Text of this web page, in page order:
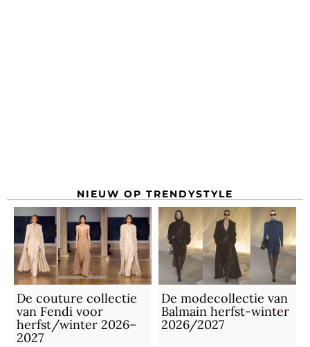
NIEUW OP TRENDYSTYLE
De couture collectie
van Fendi voor
herfst/winter 2026–
2027
De modecollectie van
Balmain herfst-winter
2026/2027